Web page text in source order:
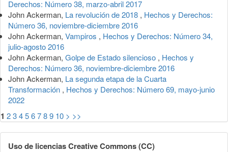
Derechos: Número 38, marzo-abril 2017
John Ackerman, La revolución de 2018 , Hechos y Derechos:
Número 36, noviembre-diciembre 2016
John Ackerman, Vampiros , Hechos y Derechos: Número 34,
julio-agosto 2016
John Ackerman, Golpe de Estado silencioso , Hechos y
Derechos: Número 36, noviembre-diciembre 2016
John Ackerman, La segunda etapa de la Cuarta
Transformación , Hechos y Derechos: Número 69, mayo-junio
2022
1 23456789 10 > >>
Uso de licencias Creative Commons (CC)